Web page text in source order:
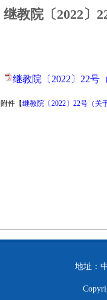
继教院〔2022〕
继教院〔2022〕22号
附件【继教院〔2022〕22号（关
地址：